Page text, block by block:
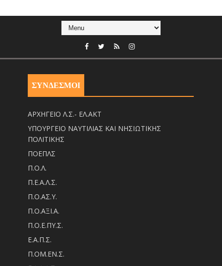
ΣΥΝΔΕΣΜΟΙ
ΑΡΧΗΓΕΙΟ Λ.Σ.- ΕΛ.ΑΚΤ
ΥΠΟΥΡΓΕΙΟ ΝΑΥΤΙΛΙΑΣ ΚΑΙ ΝΗΣΙΩΤΙΚΗΣ
ΠΟΛΙΤΙΚΗΣ
ΠΟΕΠΛΣ
Π.Ο.Λ.
Π.Ε.Α.Λ.Σ.
Π.Ο.ΑΣ.Υ.
Π.Ο.ΑΞΙ.Α.
Π.Ο.Ε.ΠΥ.Σ.
Ε.Α.Π.Σ.
Π.ΟM.EN.Σ.